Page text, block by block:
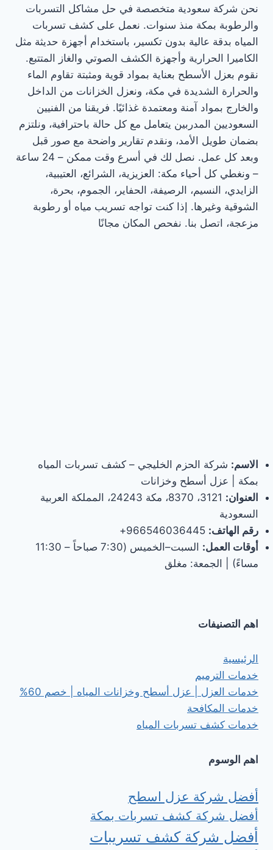
نحن شركة سعودية متخصصة في حل مشاكل التسربات
والرطوبة بمكة منذ سنوات. نعمل على كشف تسربات
المياه بدقة عالية بدون تكسير، باستخدام أجهزة حديثة مثل
الكاميرا الحرارية وأجهزة الكشف الصوتي والغاز المتتبع.
نقوم بعزل الأسطح بعناية بمواد قوية ومثبتة تقاوم الماء
والحرارة الشديدة في مكة، ونعزل الخزانات من الداخل
والخارج بمواد آمنة ومعتمدة غذائيًا. فريقنا من الفنيين
السعوديين المدربين يتعامل مع كل حالة باحترافية، ونلتزم
بضمان طويل الأمد، ونقدم تقارير واضحة مع صور قبل
وبعد كل عمل. نصل لك في أسرع وقت ممكن – 24 ساعة
– ونغطي كل أحياء مكة: العزيزية، الشرائع، العتيبية،
الزايدي، النسيم، الرصيفة، الحفاير، الجموم، بحرة،
الشوقية وغيرها. إذا كنت تواجه تسريب مياه أو رطوبة
مزعجة، اتصل بنا. نفحص المكان مجانًا
الاسم: شركة الحزم الخليجي – كشف تسربات المياه
بمكة | عزل أسطح وخزانات
العنوان:
3121، 8370، مكة 24243، المملكة العربية
السعودية
رقم الهاتف:
أوقات العمل:
السبت–الخميس (7:30 صباحاً – 11:30
مساءً) | الجمعة: مغلق
اهم التصنيفات
الرئيسية
خدمات الترميم
خدمات العزل | عزل أسطح وخزانات المياه | خصم 60%
خدمات المكافحة
خدمات كشف تسربات المياه
اهم الوسوم
أفضل شركة عزل اسطح
أفضل شركة كشف تسربات بمكة
أفضل شركة كشف تسريبات